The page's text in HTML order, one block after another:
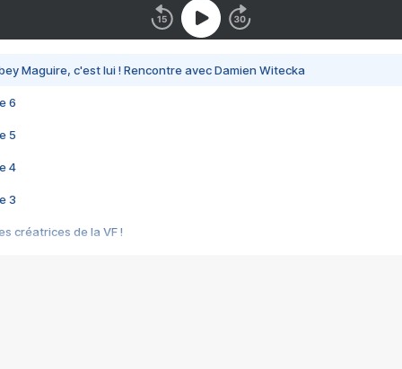
Maguire, c'est lui ! Rencontre avec Damien Witecka
6
5
4
3
créatrices de la VF !